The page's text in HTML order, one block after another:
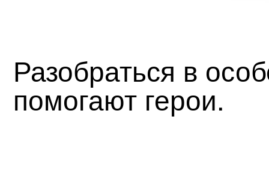
Разобраться в
помогают герои.